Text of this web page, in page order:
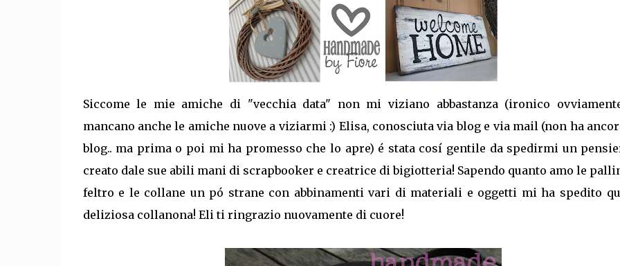
Siccome le mie amiche di "vecchia data" non mi viziano abbastanza (ironico
mancano anche le amiche nuove a viziarmi :) Elisa, conosciuta via blog e via mail (non ha
blog.. ma prima o poi mi ha promesso che lo apre) é stata cosí gentile da spedirmi un
creato dale sue abili mani di scrapbooker e creatrice di bigiotteria! Sapendo quanto amo le
feltro e le collane un pó strane con abbinamenti vari di materiali e oggetti mi ha spedito
deliziosa collanona! Eli ti ringrazio nuovamente di cuore!